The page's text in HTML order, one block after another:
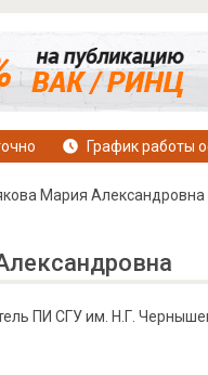
График работы
Мария Александровна
ПИ СГУ им. Н.Г.